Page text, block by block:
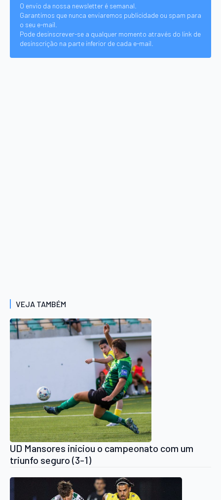
O envio da nossa newsletter é semanal.
Garantimos que nunca enviaremos publicidade ou spam para
o seu e-mail.
Pode desinscrever-se a qualquer momento através do link de
desinscrição na parte inferior de cada e-mail.
VEJA TAMBÉM
UD Mansores iniciou o campeonato com um
triunfo seguro (3-1)